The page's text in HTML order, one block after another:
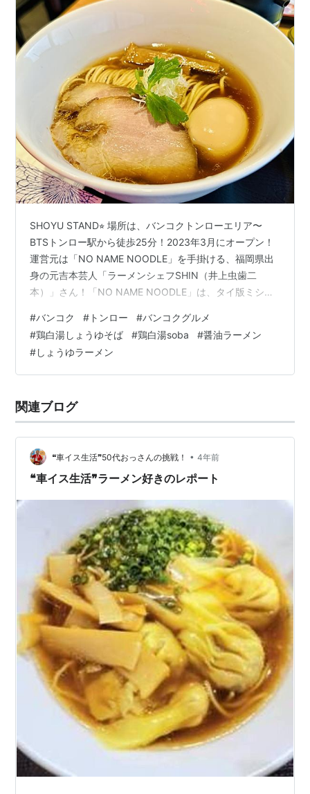
SHOYU STAND⭐︎ 場所は、バンコクトンローエリア〜
BTSトンロー駅から徒歩25分！2023年3月にオープン！
運営元は「NO NAME NOODLE」を手掛ける、福岡県出
身の元吉本芸人「ラーメンシェフSHIN（井上虫歯二
本）」さん！「NO NAME NOODLE」は、タイ版ミシュ
和状態であるタイ/バンコクラーメン市場に風穴を開けた
ようなお店！ココ姉妹店でもある「SHOYU STAND」コ
ンセプトは「ラーメンの温度を楽しむお店」という！？
なんと、温度の違う3種類のラーメンが食べれるらしく楽
#バンコク # トンロー #バンコクグルメ
#鶏白湯しょうゆそば #鶏白湯soba #醤油ラーメン
#しょうゆラーメン
関連ブログ
❝車イス生活❞50代おっさんの挑戦！ • 4年前
❝車イス生活❞ラーメン好きのレポート